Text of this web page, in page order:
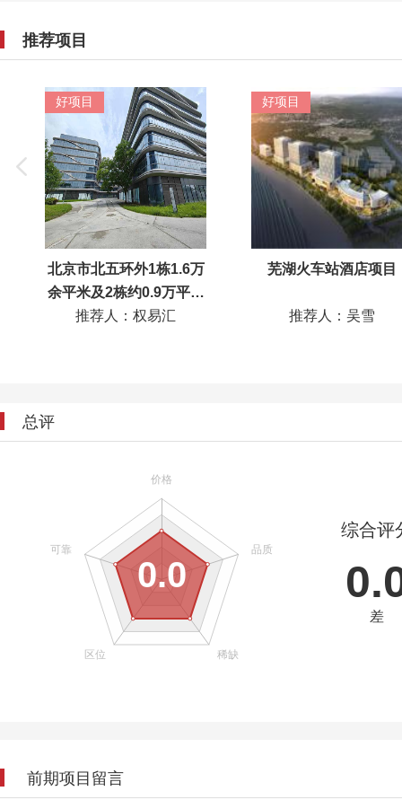
推荐项目
京市北五环外1栋1.6万
平米及2栋约0.9万平米
独栋出租
推荐人：权易汇
芜湖火车站酒店项目
推荐人：吴雪
总评
0.0
综合评
差